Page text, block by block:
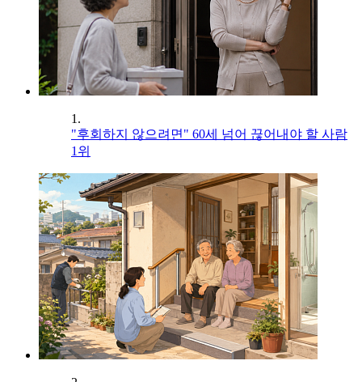
1.
"후회하지 않으려면" 60세 넘어 끊어내야 할 사람
1위